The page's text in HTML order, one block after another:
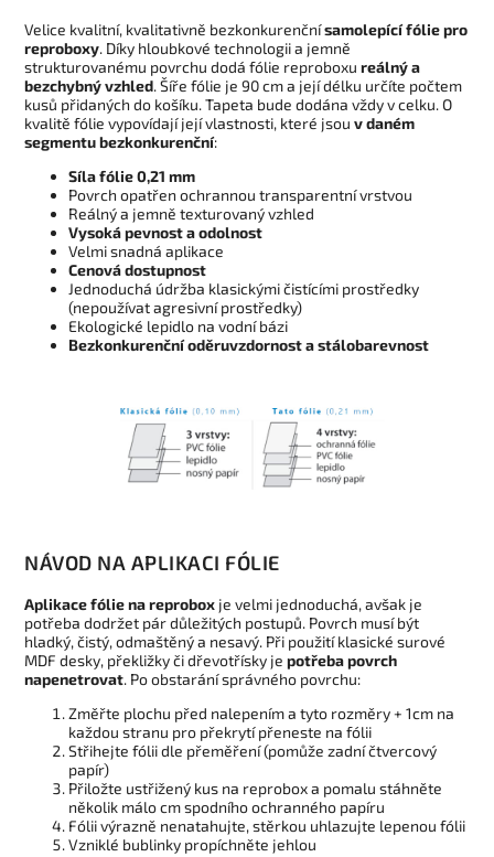
Velice kvalitní, kvalitativně bezkonkurenčnísamolepící fólie pro
reproboxy. Díky hloubkové technologii a jemně
strukturovanému povrchu dodá fólie reproboxu reálný a
bezchybný vzhled. Šíře fólie je 90 cm a její délku určíte počtem
kusů přidaných do košíku. Tapeta bude dodána vždy v celku. O
kvalitě fólie vypovídají její vlastnosti, které jsou v daném
segmentu bezkonkurenční:
Síla fólie 0,21 mm
Povrch opatřen ochrannou transparentní vrstvou
Reálný a jemně texturovaný vzhled
Vysoká pevnost a odolnost
Velmi snadná aplikace
Cenová dostupnost
Jednoduchá údržba klasickými čistícími prostředky
(nepoužívat agresivní prostředky)
Ekologické lepidlo na vodní bázi
Bezkonkurenční oděruvzdornost a stálobarevnost
NÁVOD NA APLIKACI FÓLIE
Aplikace fólie na reprobox je velmi jednoduchá, avšak je
potřeba dodržet pár důležitých postupů. Povrch musí být
hladký, čistý, odmaštěný a nesavý. Při použití klasické surové
MDF desky, překližky či dřevotřísky je potřeba povrch
napenetrovat. Po obstarání správného povrchu:
Změřte plochu před nalepením a tyto rozměry + 1cm na
každou stranu pro překrytí přeneste na fólii
Střihejte fólii dle přeměření (pomůže zadní čtvercový
papír)
Přiložte ustřižený kus na reprobox a pomalu stáhněte
několik málo cm spodního ochranného papíru
Fólii výrazně nenatahujte, stěrkou uhlazujte lepenou fólii
Vzniklé bublinky propíchněte jehlou